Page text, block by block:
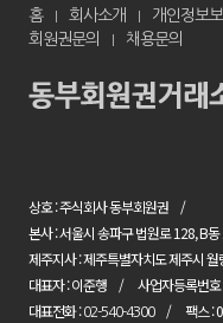
홈 회사소개 개인정보
회원권문의
채용문의
상호 : 주식회사 동부회원권
본사 : 서울시 송파구 법원로 128, B
제주지사 : 제주특별자치도 제주시
대표자 : 이준행
사업자등록번
대표전화 :02-540-4300 팩스 :